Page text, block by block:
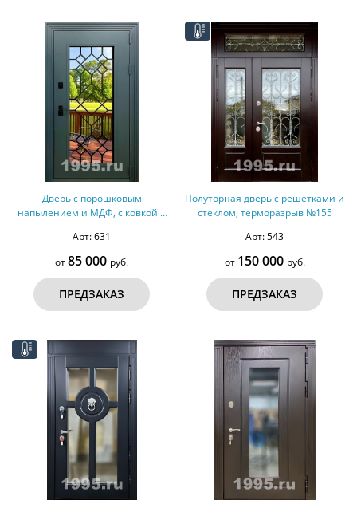
Дверь с порошковым
напылением и МДФ, с ковкой и
Арт: 631
от85 000 руб.
ПРЕДЗАКАЗ
Полуторная дверь с решетками и
стеклом, терморазрыв №155
Арт: 543
от 150 000 руб.
ПРЕДЗАКАЗ